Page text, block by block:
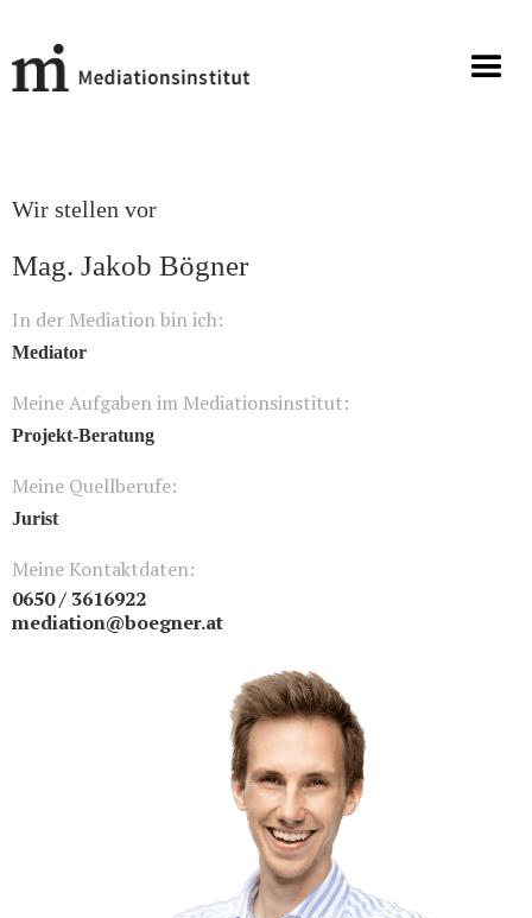
Wir stellen vor
Mag. Jakob Bögner
In der Mediation bin ich:
Mediator
Meine Aufgaben im Mediationsinstitut:
Projekt-Beratung
Meine Quellberufe:
Jurist
Meine Kontaktdaten:
0650 / 3616922
mediation@boegner.at